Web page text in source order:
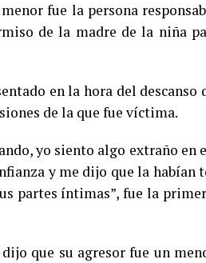
fue la persona
de la madre de la niña
en la hora del descanso
de la que fue víctima.
yo siento algo extraño en
y me dijo que la habían
partes íntimas”, fue la
que su agresor fue un